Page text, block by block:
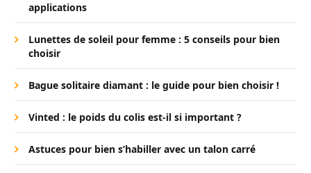
applications
Lunettes de soleil pour femme : 5 conseils pour bien
choisir
Bague solitaire diamant : le guide pour bien choisir !
Vinted : le poids du colis est-il si important ?
Astuces pour bien s’habiller avec un talon carré